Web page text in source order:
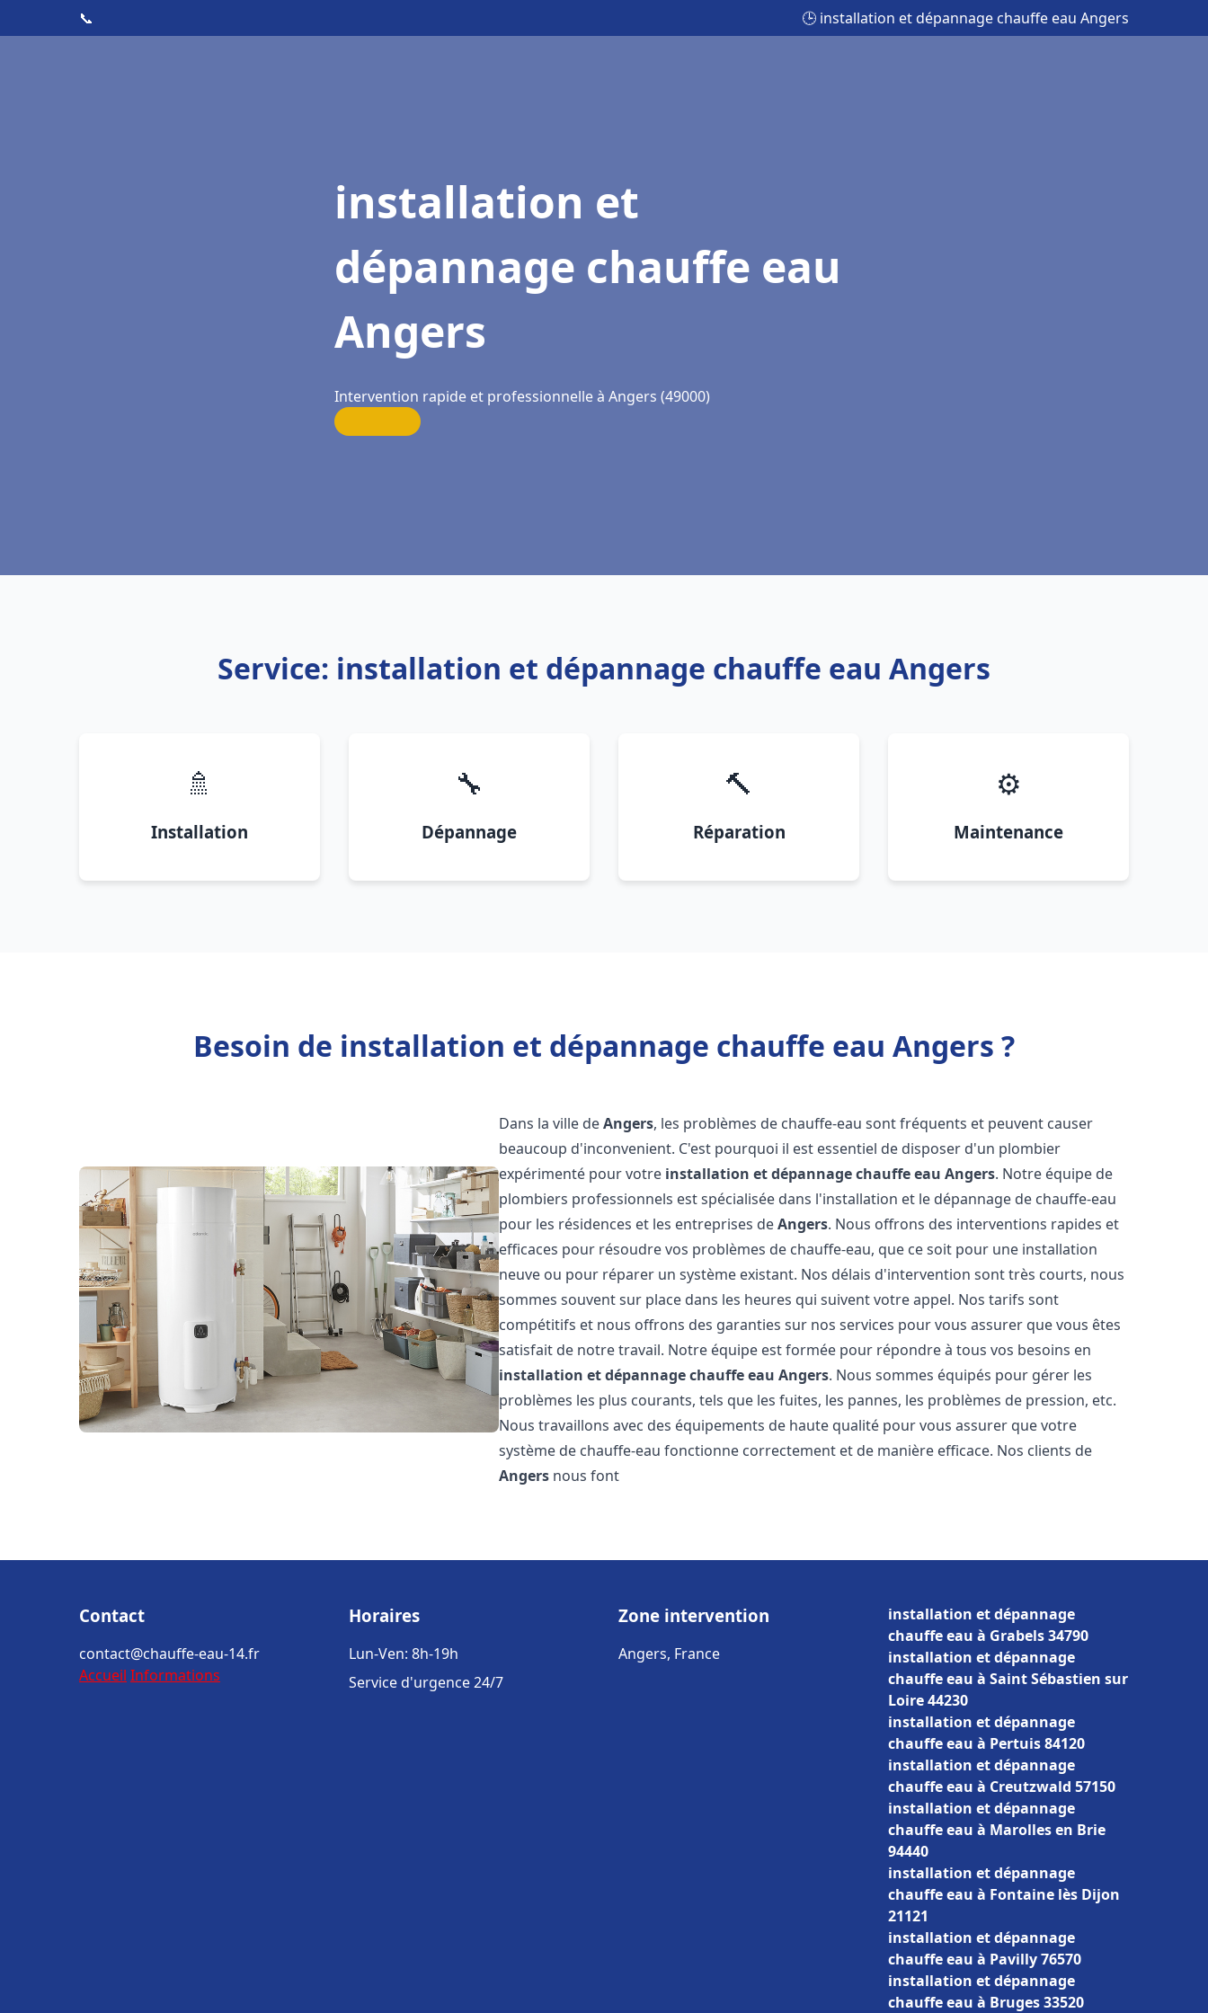
📞 🕒 installation et dépannage chauffe eau Angers
installation et
dépannage chauffe eau
Angers
Intervention rapide et professionnelle à Angers (49000)
Service: installation et dépannage chauffe eau Angers
🚿
Installation
🔧
Dépannage
🔨
Réparation
⚙️
Maintenance
Besoin de installation et dépannage chauffe eau Angers ?
Dans la ville deAngers, les problèmes de chauffe-eau sont fréquents et peuvent causer
beaucoup d'inconvenient. C'est pourquoi il est essentiel de disposer d'un plombier
expérimenté pour votre installation et dépannage chauffe eau Angers. Notre équipe de
plombiers professionnels est spécialisée dans l'installation et le dépannage de chauffe-eau
pour les résidences et les entreprises deAngers. Nous offrons des interventions rapides et
efficaces pour résoudre vos problèmes de chauffe-eau, que ce soit pour une installation
neuve ou pour réparer un système existant. Nos délais d'intervention sont très courts, nous
sommes souvent sur place dans les heures qui suivent votre appel. Nos tarifs sont
compétitifs et nous offrons des garanties sur nos services pour vous assurer que vous êtes
satisfait de notre travail. Notre équipe est formée pour répondre à tous vos besoins en
installation et dépannage chauffe eau Angers. Nous sommes équipés pour gérer les
problèmes les plus courants, tels que les fuites, les pannes, les problèmes de pression, etc.
Nous travaillons avec des équipements de haute qualité pour vous assurer que votre
système de chauffe-eau fonctionne correctement et de manière efficace. Nos clients de
Angers nous font
Contact
contact@chauffe-eau-14.fr
Accueil Informations
Horaires
Lun-Ven: 8h-19h
Service d'urgence 24/7
Zone intervention
Angers, France
installation et dépannage
chauffe eau à Grabels 34790
installation et dépannage
chauffe eau à Saint Sébastien sur
Loire 44230
installation et dépannage
chauffe eau à Pertuis 84120
installation et dépannage
chauffe eau à Creutzwald 57150
installation et dépannage
chauffe eau à Marolles en Brie
94440
installation et dépannage
chauffe eau à Fontaine lès Dijon
21121
installation et dépannage
chauffe eau à Pavilly 76570
installation et dépannage
chauffe eau à Bruges 33520